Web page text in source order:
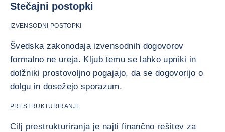
Stečajni postopki
IZVENSODNI POSTOPKI
Švedska zakonodaja izvensodnih dogovorov
formalno ne ureja. Kljub temu se lahko upniki in
dolžniki prostovoljno pogajajo, da se dogovorijo o
dolgu in dosežejo sporazum.
PRESTRUKTURIRANJE
Cilj prestrukturiranja je najti finančno rešitev za